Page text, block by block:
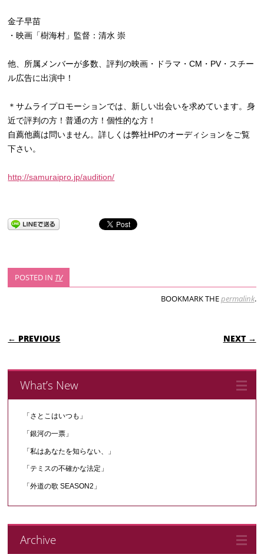
金子早苗
・映画「樹海村」監督：清水 崇
他、所属メンバーが多数、評判の映画・ドラマ・CM・PV・スチー
ル広告に出演中！
＊サムライプロモーションでは、新しい出会いを求めています。身
近で評判の方！普通の方！個性的な方！
自薦他薦は問いません。詳しくは弊社HPのオーディションをご覧
下さい。
http://samuraipro.jp/audition/
POSTED IN TV
BOOKMARK THEpermalink.
POST NAVIGATION
← PREVIOUS NEXT →
What’s New
「さとこはいつも」
「銀河の一票」
「私はあなたを知らない、」
「テミスの不確かな法定」
「外道の歌 SEASON2」
Archive